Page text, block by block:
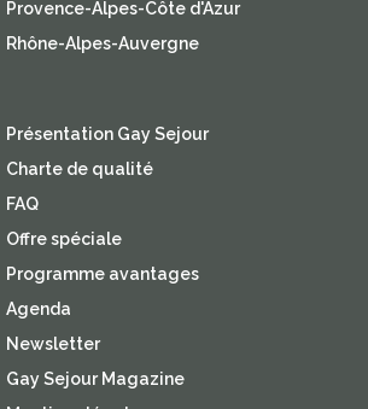
Provence-Alpes-Côte d'Azur
Rhône-Alpes-Auvergne
Présentation Gay Sejour
Charte de qualité
FAQ
Offre spéciale
Programme avantages
Agenda
Newsletter
Gay Sejour Magazine